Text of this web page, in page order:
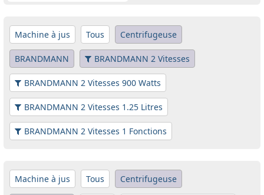
Machine à jus Tous Centrifugeuse
BRANDMANN BRANDMANN 2 Vitesses
BRANDMANN 2 Vitesses 900 Watts
BRANDMANN 2 Vitesses 1.25 Litres
BRANDMANN 2 Vitesses 1 Fonctions
Machine à jus Tous Centrifugeuse